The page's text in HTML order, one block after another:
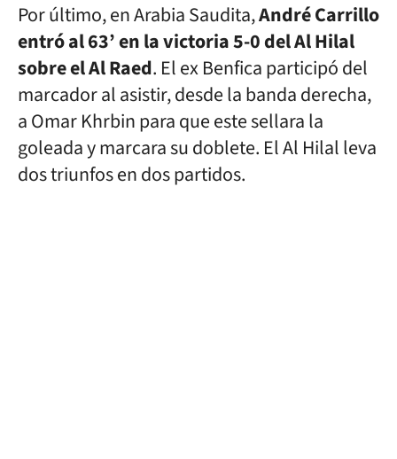
Por último, en Arabia Saudita,André Carrillo
entró al 63’ en la victoria 5-0 del Al Hilal
sobre el Al Raed. El ex Benfica participó del
marcador al asistir, desde la banda derecha,
a Omar Khrbin para que este sellara la
goleada y marcara su doblete. El Al Hilal leva
dos triunfos en dos partidos.